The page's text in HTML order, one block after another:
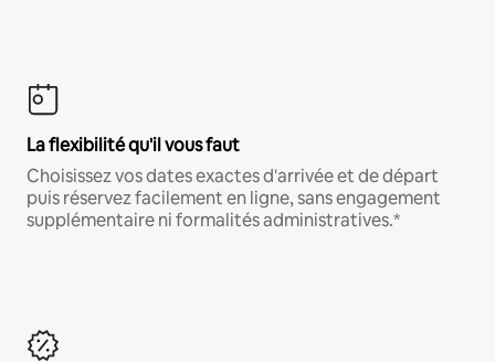
La flexibilité qu'il vous faut
Choisissez vos dates exactes d'arrivée et de départ
puis réservez facilement en ligne, sans engagement
supplémentaire ni formalités administratives.*